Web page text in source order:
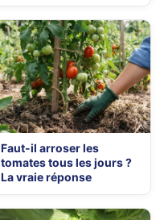
Faut-il arroser les
tomates tous les jours ?
La vraie réponse